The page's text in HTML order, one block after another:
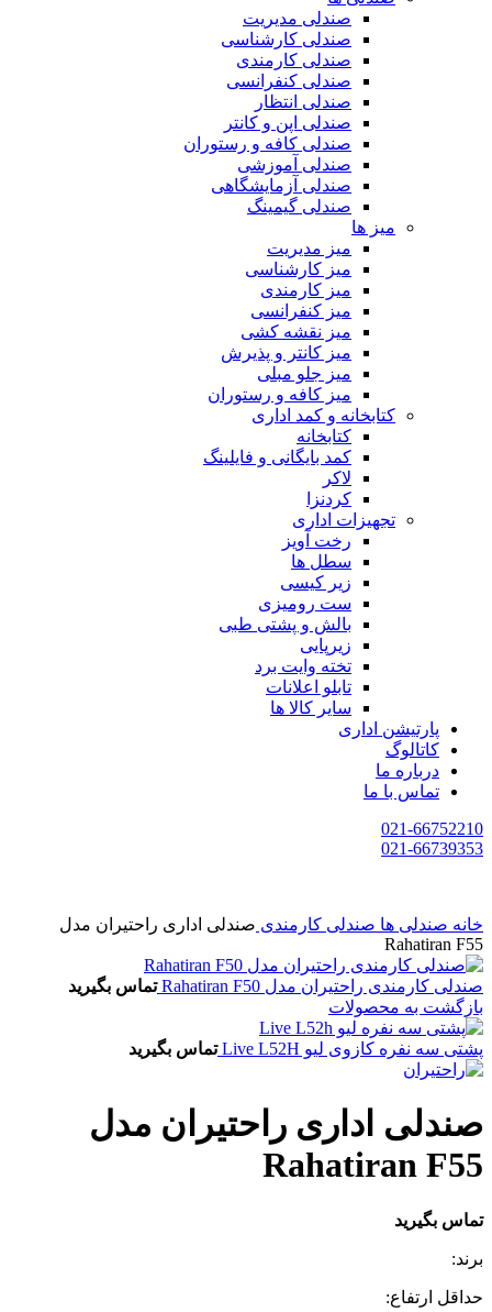
صندلی مدیریت
صندلی کارشناسی
صندلی کارمندی
صندلی کنفرانسی
صندلی انتظار
صندلی اپن و کانتر
صندلی کافه و رستوران
صندلی آموزشی
صندلی آزمایشگاهی
صندلی گیمینگ
میز ها
میز مدیریت
میز کارشناسی
میز کارمندی
میز کنفرانسی
میز نقشه کشی
میز کانتر و پذیرش
میز جلو مبلی
میز کافه و رستوران
کتابخانه و کمد اداری
کتابخانه
کمد بایگانی و فایلینگ
لاکر
کردنزا
تجهیزات اداری
رخت آویز
سطل ها
زیر کیسی
ست رومیزی
بالش و پشتی طبی
زیرپایی
تخته وایت برد
تابلو اعلانات
سایر کالا ها
پارتیشن اداری
کاتالوگ
درباره ما
تماس با ما
021-66752210
021-66739353
خانه صندلی ها صندلی کارمندی صندلی اداری راحتیران مدل
Rahatiran F55
صندلی کارمندی راحتیران مدل Rahatiran F50
تماس بگیرید
بازگشت به محصولات
پشتی سه نفره کازوی لیو Live L52H تماس بگیرید
صندلی اداری راحتیران مدل
Rahatiran F55
تماس بگیرید
برند:
حداقل ارتفاع: